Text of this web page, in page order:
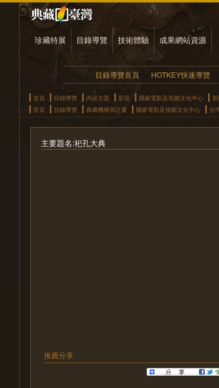
珍藏特展 目錄導覽 技術體驗 成果網站資源
目錄導覽首頁 HOTKEY快速導覽
首頁 目錄導覽 內容主題 影音 國家電影及視聽文化中心
首頁
目錄導覽 典藏機構與計畫 國家電影及視聽文化中心 台
主要題名:祀孔大典
推薦分享